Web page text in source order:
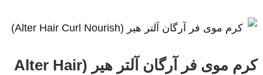
کرم موی فر آرگان آلتر هیر (Alter Hair